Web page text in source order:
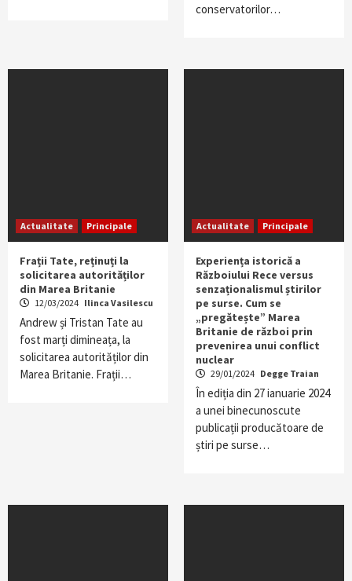
conservatorilor…
Actualitate Principale
Frații Tate, reținuți la
solicitarea autorităților
din Marea Britanie
12/03/2024 Ilinca Vasilescu
Andrew și Tristan Tate au
fost marți dimineața, la
solicitarea autorităților din
Marea Britanie. Frații…
Actualitate Principale
Experiența istorică a
Războiului Rece versus
senzaționalismul știrilor
pe surse. Cum se
„pregătește” Marea
Britanie de război prin
prevenirea unui conflict
nuclear
29/01/2024 Degge Traian
În ediția din 27 ianuarie 2024
a unei binecunoscute
publicații producătoare de
știri pe surse…